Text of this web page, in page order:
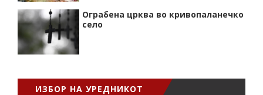
Ограбена црква во кривопаланечко
село
ИЗБОР НА УРЕДНИКОТ